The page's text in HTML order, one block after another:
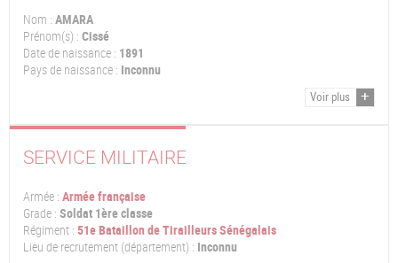
Nom : AMARA
Prénom(s) : Cissé
Date de naissance : 1891
Pays de naissance : Inconnu
Voir plus
SERVICE MILITAIRE
Armée : Armée française
Grade : Soldat 1ère classe
Régiment : 51e Bataillon de Tirailleurs Sénégalais
Lieu de recrutement (département) : Inconnu